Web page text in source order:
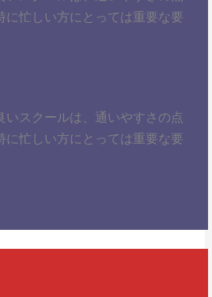
に忙しい方にとっては重要な要
いスクールは、通いやすさの点
に忙しい方にとっては重要な要